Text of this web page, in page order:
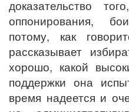
доказательство
оппонирования,
потому, как
рассказывает
хорошо, какой
поддержки она
время надеется и